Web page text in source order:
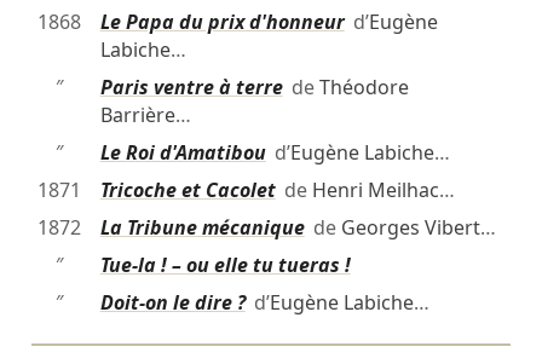
1868
Le Papa du prix d'honneurd’Eugène
Labiche…
″
Paris ventre à terredeThéodore
Barrière…
″
Le Roi d'Amatiboud’Eugène Labiche…
1871
Tricoche et Cacoletde Henri Meilhac…
1872
La Tribune mécaniquede Georges Vibert…
″
Tue-la ! – ou elle tu tueras !
″
Doit-on le dire ?d’Eugène Labiche…